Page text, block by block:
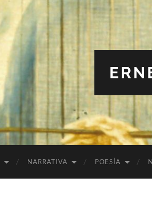
NARRATIVA POESÍA